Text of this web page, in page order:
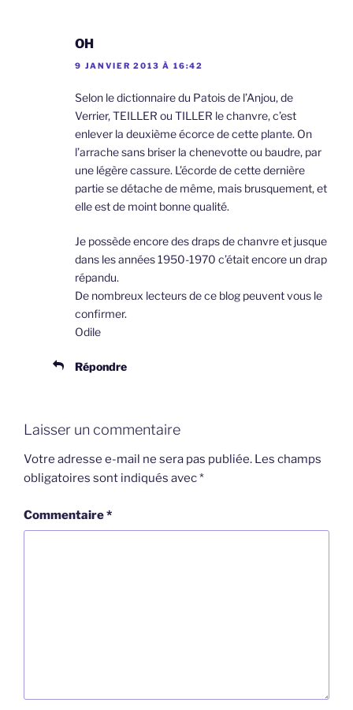
OH
9 JANVIER 2013 À 16:42
Selon le dictionnaire du Patois de l’Anjou, de
Verrier, TEILLER ou TILLER le chanvre, c’est
enlever la deuxième écorce de cette plante. On
l’arrache sans briser la chenevotte ou baudre, par
une légère cassure. L’écorde de cette dernière
partie se détache de même, mais brusquement, et
elle est de moint bonne qualité.
Je possède encore des draps de chanvre et jusque
dans les années 1950-1970 c’était encore un drap
répandu.
De nombreux lecteurs de ce blog peuvent vous le
confirmer.
Odile
Répondre
Laisser un commentaire
Votre adresse e-mail ne sera pas publiée. Les champs
obligatoires sont indiqués avec*
Commentaire*